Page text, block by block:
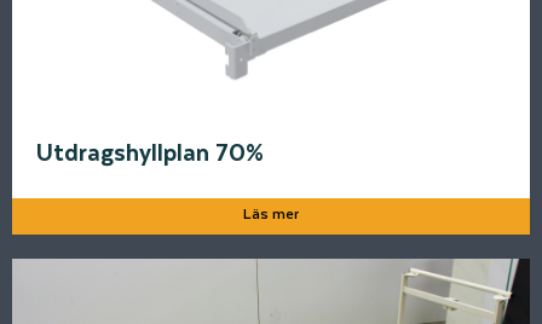
Utdragshyllplan 70%
Läs mer